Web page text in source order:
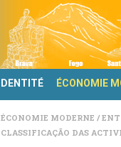
IDENTITÉ ÉCONOMIE
ÉCONOMIE MODERNE
CLASSIFICAÇÃO DAS